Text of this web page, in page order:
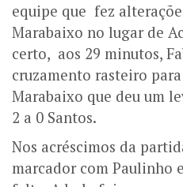
equipe que fez
Marabaixo no lugar de
certo, aos 29 minutos,
cruzamento rasteiro
Marabaixo que deu um
2 a 0 Santos.
Nos acréscimos da
marcador com Paulinho